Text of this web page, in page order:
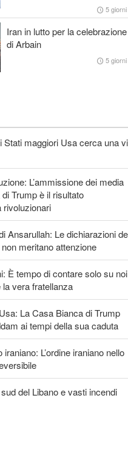
5
Iran in lutto per la celebrazione
di Arbain
5
Stati maggiori Usa cerca una
L’ammissione dei media
Trump è il risultato
rivoluzionari
Ansarullah: Le dichiarazioni
meritano attenzione
È tempo di contare solo su noi
vera fratellanza
La Casa Bianca di Trump
ai tempi della sua caduta
L’ordine iraniano nello
del Libano e vasti incendi